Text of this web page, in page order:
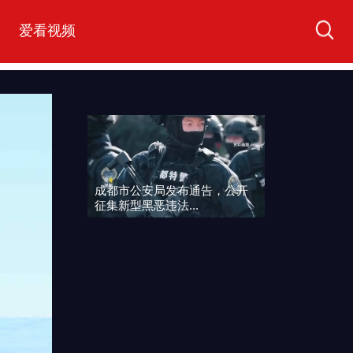
爱看视频
成都市公安局发布通告，公开
征集新型黑恶违法...